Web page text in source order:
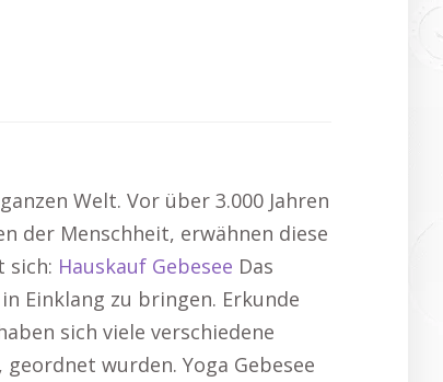
Welt. Vor über 3.000 Jahren
der Menschheit, erwähnen diese
sich: Hauskauf Gebesee Das
Einklang zu bringen. Erkunde
sich viele verschiedene
wurden. Yoga Gebesee